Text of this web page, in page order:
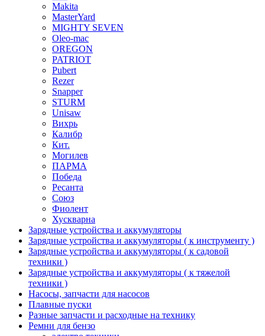
Makita
MasterYard
MIGHTY SEVEN
Oleo-mac
OREGON
PATRIOT
Pubert
Rezer
Snapper
STURM
Unisaw
Вихрь
Калибр
Кит.
Могилев
ПАРМА
Победа
Ресанта
Союз
Фиолент
Хускварна
Зарядные устройства и аккумуляторы
Зарядные устройства и аккумуляторы ( к инструменту )
Зарядные устройства и аккумуляторы ( к садовой
техники )
Зарядные устройства и аккумуляторы ( к тяжелой
техники )
Насосы, запчасти для насосов
Плавные пуски
Разные запчасти и расходные на технику
Ремни для бензо